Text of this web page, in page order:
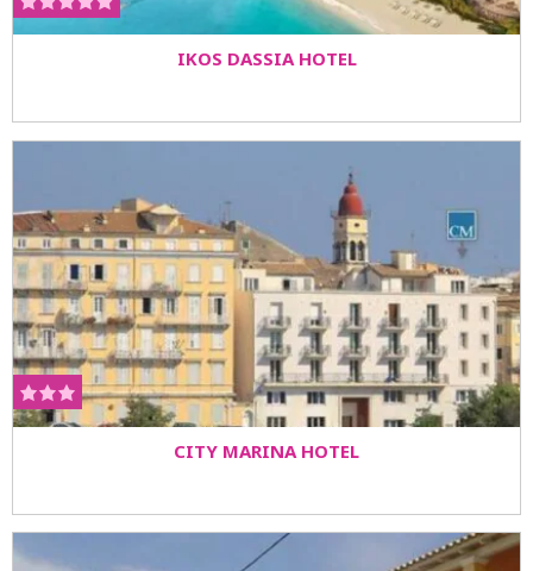
IKOS DASSIA HOTEL
CITY MARINA HOTEL